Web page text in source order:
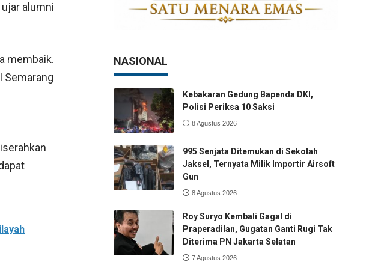
alumni
membaik.
Semarang
NASIONAL
Kebakaran Gedung Bapenda DKI,
Polisi Periksa 10 Saksi
8 Agustus 2026
995 Senjata Ditemukan di Sekolah
Jaksel, Ternyata Milik Importir Airsoft
Gun
8 Agustus 2026
Roy Suryo Kembali Gagal di
Praperadilan, Gugatan Ganti Rugi Tak
Diterima PN Jakarta Selatan
7 Agustus 2026